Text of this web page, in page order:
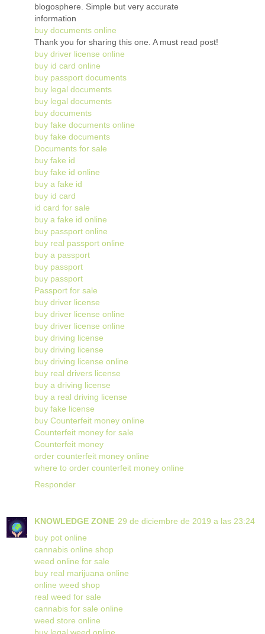
blogosphere. Simple but very accurate
information
buy documents online
Thank you for sharing this one. A must read post!
buy driver license online
buy id card online
buy passport documents
buy legal documents
buy legal documents
buy documents
buy fake documents online
buy fake documents
Documents for sale
buy fake id
buy fake id online
buy a fake id
buy id card
id card for sale
buy a fake id online
buy passport online
buy real passport online
buy a passport
buy passport
buy passport
Passport for sale
buy driver license
buy driver license online
buy driver license online
buy driving license
buy driving license
buy driving license online
buy real drivers license
buy a driving license
buy a real driving license
buy fake license
buy Counterfeit money online
Counterfeit money for sale
Counterfeit money
order counterfeit money online
where to order counterfeit money online
Responder
KNOWLEDGE ZONE 29 de diciembre de 2019 a las 23:24
buy pot online
cannabis online shop
weed online for sale
buy real marijuana online
online weed shop
real weed for sale
cannabis for sale online
weed store online
buy legal weed online